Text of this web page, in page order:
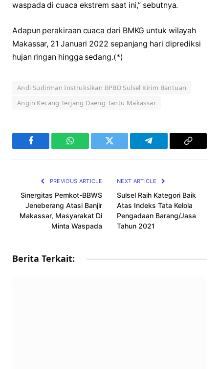
waspada di cuaca ekstrem saat ini,” sebutnya.
Adapun perakiraan cuaca dari BMKG untuk wilayah
Makassar, 21 Januari 2022 sepanjang hari diprediksi
hujan ringan hingga sedang.(*)
Andi Sudirman Instruksikan BPBD Sulsel Kirim Bantuan
Angin Kecang Terjang Daeng Tantu Makassar
Facebook WhatsAppTwitter Telegram
Copy
PREVIOUS ARTICLE
Sinergitas Pemkot-BBWS
Jeneberang Atasi Banjir
Makassar, Masyarakat Di
Minta Waspada
NEXT ARTICLE
Sulsel Raih Kategori Baik
Atas Indeks Tata Kelola
Pengadaan Barang/Jasa
Tahun 2021
Berita Terkait: